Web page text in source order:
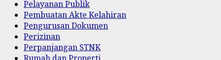
Pelayanan Publik
Pembuatan Akte Kelahiran
Pengurusan Dokumen
Perizinan
Perpanjangan STNK